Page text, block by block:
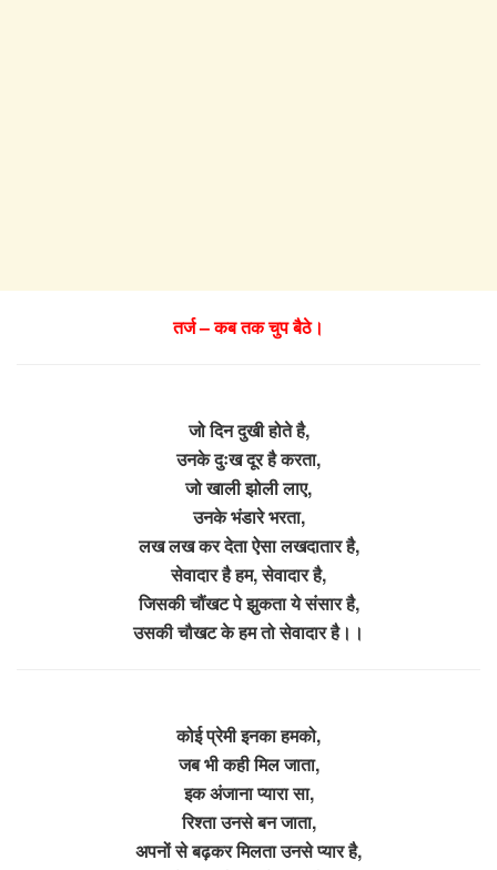
तर्ज – कब तक चुप बैठे।
जो दिन दुखी होते है,
उनके दुःख दूर है करता,
जो खाली झोली लाए,
उनके भंडारे भरता,
लख लख कर देता ऐसा लखदातार है,
सेवादार है हम, सेवादार है,
जिसकी चौंखट पे झुकता ये संसार है,
उसकी चौखट के हम तो सेवादार है।।
कोई प्रेमी इनका हमको,
जब भी कही मिल जाता,
इक अंजाना प्यारा सा,
रिश्ता उनसे बन जाता,
अपनों से बढ़कर मिलता उनसे प्यार है,